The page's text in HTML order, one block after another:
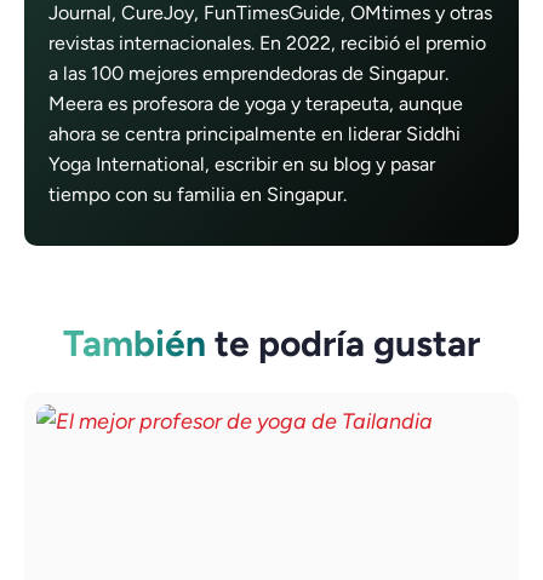
Journal, CureJoy, FunTimesGuide, OMtimes y otras
revistas internacionales. En 2022, recibió el premio
a las 100 mejores emprendedoras de Singapur.
Meera es profesora de yoga y terapeuta, aunque
ahora se centra principalmente en liderar Siddhi
Yoga International, escribir en su blog y pasar
tiempo con su familia en Singapur.
También te podría gustar